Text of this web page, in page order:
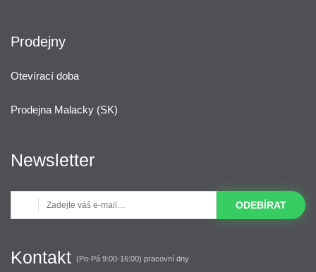
Prodejny
Otevírací doba
Prodejna Malacky (SK)
Newsletter
ODEBÍRAT
Kontakt (Po-Pá 9:00-16:00) pracovní dny